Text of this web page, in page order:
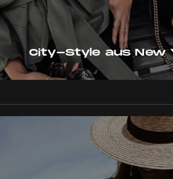
City-Style aus New